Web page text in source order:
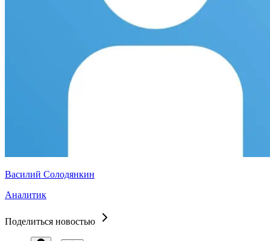
Василий Солодянкин
Аналитик
Поделиться новостью